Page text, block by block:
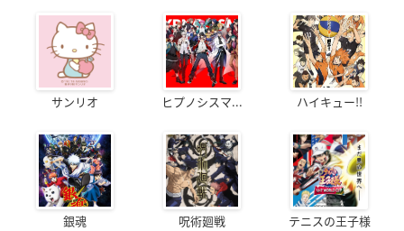
サンリオ ヒプノシスマ... ハイキュー!!
銀魂 呪術廻戦 テニスの王子様